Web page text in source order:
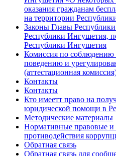
оказания гражданам
на территории
Законы Главы
Республики Ингушетия,
Республики Ингушетия
Комиссия по соблюдению
поведению и
(аттестационная
Контакты
Контакты
Кто имеетт право на
юридической помощи в
Методические материалы
Нормативные правовые и
противодействия
Обратная связь
Обратная связь для